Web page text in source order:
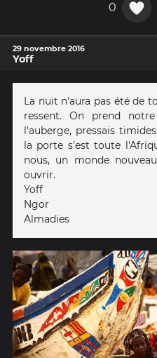
0
29 novembre 2016
Yoff
La nuit n'aura pas été de
ressent. On prend
l'auberge, pressais
la porte s'est toute
nous, un monde
ouvrir.
Yoff
Ngor
Almadies